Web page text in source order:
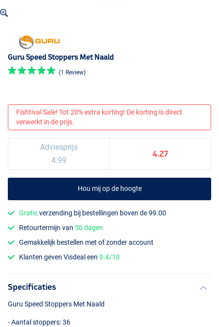
Guru Speed Stoppers Met Naald
(1 Review)
Fishtival Sale! Tot 20% extra korting! De korting is direct
verwerkt in de prijs.
Adviesprijs
4.99
4.27
Hou mij op de hoogte
Gratisverzending bij bestellingen boven de 99.00
Retourtermijn van 50 dagen
Gemakkelijk bestellen met of zonder account
Klanten geven Visdeal een9.4/10
Specificaties
Guru Speed Stoppers Met Naald
- Aantal stoppers: 36